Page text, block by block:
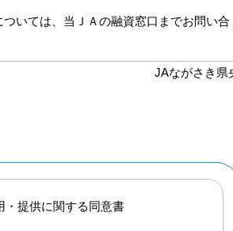
いては、当ＪＡの融資窓口までお問い合
JAながさき県
・提供に関する同意書